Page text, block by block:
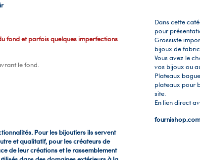
fond et parfois quelques imperfections
le fond.
Pour les bijoutiers ils servent
et qualitatif, pour les créateurs de
de leur créations et le rassemblement
Dans cette
pour
Grossiste
bijoux de
Vous avez le
vos bijoux ou
Plateaux
plateaux pour
site.
En lien direct